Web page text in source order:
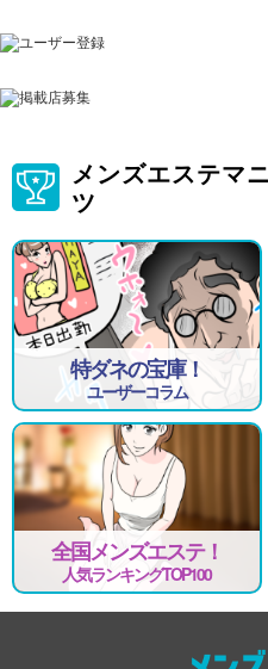
メンズエステマ
ツ
特ダネの宝庫！
ユーザーコラム
全国メンズエステ！
人気ランキングTOP100